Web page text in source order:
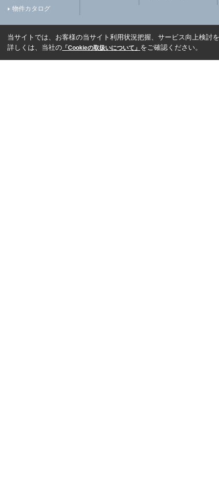
物件カタログ
当サイトでは、お客様の当サイト利用状況把握、サービス向上検討
詳しくは、当社の 「Cookieの取扱いについて」 をご確認ください。